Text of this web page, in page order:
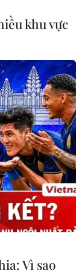
khu vực
Vì sao